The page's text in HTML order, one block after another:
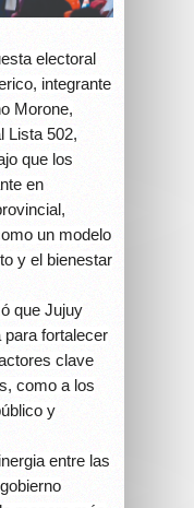
electoral
integrante
Morone,
Lista 502,
que los
en
un modelo
y el bienestar
que Jujuy
para fortalecer
clave
como a los
y
entre las